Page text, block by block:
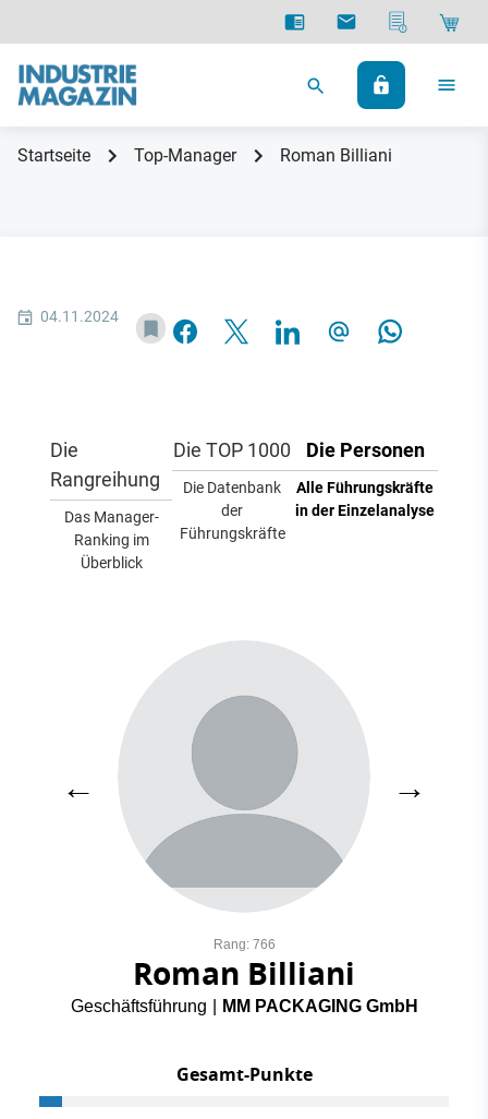
Startseite Top-Manager Roman Billiani
04.11.2024
Die
Rangreihung
Das Manager-
Ranking im
Überblick
Die TOP 1000
Die Datenbank
der
Führungskräfte
Die Personen
Alle Führungskräfte
in der Einzelanalyse
← →
Rang: 766
Roman Billiani
Geschäftsführung MM PACKAGING GmbH
Gesamt-Punkte